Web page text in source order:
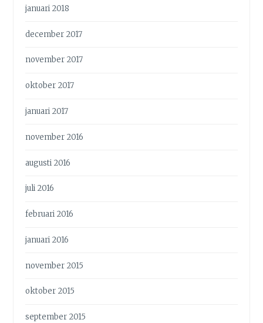
januari 2018
december 2017
november 2017
oktober 2017
januari 2017
november 2016
augusti 2016
juli 2016
februari 2016
januari 2016
november 2015
oktober 2015
september 2015